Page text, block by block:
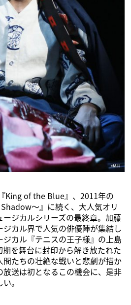
King of the Blue』、2011年の
～』に続く、大人気オリ
ジカルシリーズの最終章。加藤
カル界で人気の俳優陣が集結し
カル『テニスの王子様』の上島
を舞台に封印から解き放たれた
たちの壮絶な戦いと悲劇が描か
送は初となるこの機会に、是非
。